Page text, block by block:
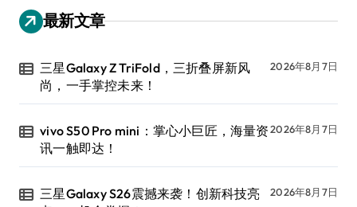
最新文章
三星Galaxy Z TriFold，三折叠屏新风
尚，一手掌控未来！
2026年8月7日
vivo S50 Pro mini：掌心小巨匠，海量资
讯一触即达！
2026年8月7日
三星Galaxy S26震撼来袭！创新科技亮
2026年8月7日